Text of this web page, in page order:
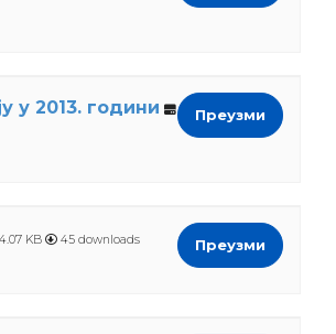
у 2013. години Преузми
KB 45 downloads Преузми